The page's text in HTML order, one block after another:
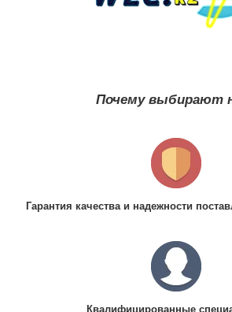
Почему выбирают
Гарантия качества и надежности
Квалифицированные